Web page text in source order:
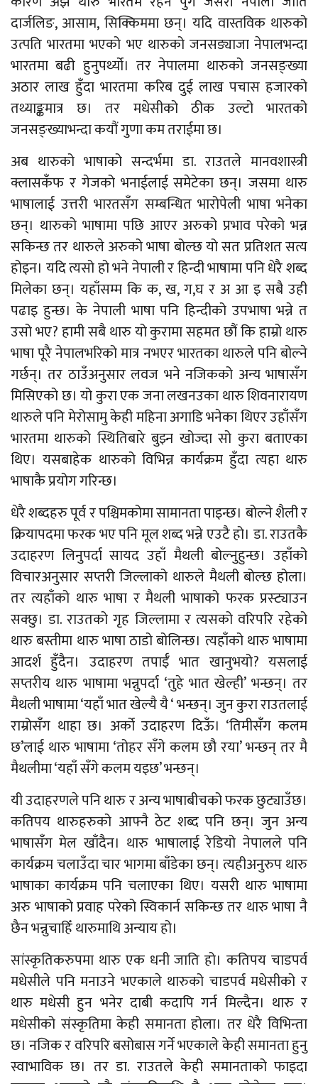
दार्जलिङ, आसाम, सिक्किममा छन्। यदि वास्तविक थारुको
उत्पति भारतमा भएको भए थारुको जनसङ्याजा नेपालभन्दा
भारतमा बढी हुनुपर्थ्यो। तर नेपालमा थारुको जनसङ्ख्या
अठार लाख हुँदा भारतमा करिब दुई लाख पचास हजारको
तथ्याङ्कमात्र छ। तर मधेसीको ठीक उल्टो भारतको
जनसङ्ख्याभन्दा कयौं गुणा कम तराईमा छ।
अब थारुको भाषाको सन्दर्भमा डा. राउतले मानवशास्त्री
क्लासकँफ र गेजको भनाईलाई समेटेका छन्। जसमा थारु
भाषालाई उत्तरी भारतसँग सम्बन्धित भारोपेली भाषा भनेका
छन्। थारुको भाषामा पछि आएर अरुको प्रभाव परेको भन्न
सकिन्छ तर थारुले अरुको भाषा बोल्छ यो सत प्रतिशत सत्य
होइन। यदि त्यसो हो भने नेपाली र हिन्दी भाषामा पनि धेरै शब्द
मिलेका छन्। यहाँसम्म कि क, ख, ग,घ र अ आ इ सबै उही
पढाइ हुन्छ। के नेपाली भाषा पनि हिन्दीको उपभाषा भन्ने त
उसो भए? हामी सबै थारु यो कुरामा सहमत छौं कि हाम्रो थारु
भाषा पूरै नेपालभरिको मात्र नभएर भारतका थारुले पनि बोल्ने
गर्छन्। तर ठाउँअनुसार लवज भने नजिकको अन्य भाषासँग
मिसिएको छ। यो कुरा एक जना लखनउका थारु शिवनारायण
थारुले पनि मेरोसामु केही महिना अगाडि भनेका थिएर उहाँसँग
भारतमा थारुको स्थितिबारे बुझ्न खोज्दा सो कुरा बताएका
थिए। यसबाहेक थारुको विभिन्न कार्यक्रम हुँदा त्यहा थारु
भाषाकै प्रयोग गरिन्छ।
धेरै शब्दहरु पूर्व र पश्चिमकोमा सामानता पाइन्छ। बोल्ने शैली र
क्रियापदमा फरक भए पनि मूल शब्द भन्ने एउटै हो। डा. राउतकै
उदाहरण लिनुपर्दा सायद उहाँ मैथली बोल्नुहुन्छ। उहाँको
विचारअनुसार सप्तरी जिल्लाको थारुले मैथली बोल्छ होला।
तर त्यहाँको थारु भाषा र मैथली भाषाको फरक प्रस्ट्याउन
सक्छु। डा. राउतको गृह जिल्लामा र त्यसको वरिपरि रहेको
थारु बस्तीमा थारु भाषा ठाडो बोलिन्छ। त्यहाँको थारु भाषामा
आदर्श हुँदैन। उदाहरण तपाईँ भात खानुभयो? यसलाई
सप्तरीय थारु भाषामा भन्नुपर्दा ‘तुहे भात खेल्ही’ भन्छन्। तर
मैथली भाषामा ‘यहाँ भात खेल्यै यै ‘ भन्छन्। जुन कुरा राउतलाई
राम्रोसँग थाहा छ। अर्को उदाहरण दिऊँ। ‘तिमीसँग कलम
छ’लाई थारु भाषामा ‘तोहर सँगे कलम छौ रया’ भन्छन् तर मै
मैथलीमा ‘यहाँ सँगे कलम यइछ’ भन्छन्।
यी उदाहरणले पनि थारु र अन्य भाषाबीचको फरक छुट्याउँछ।
कतिपय थारुहरुको आफ्नै ठेट शब्द पनि छन्। जुन अन्य
भाषासँग मेल खाँदैन। थारु भाषालाई रेडियो नेपालले पनि
कार्यक्रम चलाउँदा चार भागमा बाँडेका छन्। त्यहीअनुरुप थारु
भाषाका कार्यक्रम पनि चलाएका थिए। यसरी थारु भाषामा
अरु भाषाको प्रवाह परेको स्विकार्न सकिन्छ तर थारु भाषा नै
छैन भन्नुचाहिँ थारुमाथि अन्याय हो।
सांस्कृतिकरुपमा थारु एक धनी जाति हो। कतिपय चाडपर्व
मधेसीले पनि मनाउने भएकाले थारुको चाडपर्व मधेसीको र
थारु मधेसी हुन भनेर दाबी कदापि गर्न मिल्दैन। थारु र
मधेसीको संस्कृतिमा केही समानता होला। तर धेरै विभिन्ता
छ। नजिक र वरिपरि बसोबास गर्ने भएकाले केही समानता हुनु
स्वाभाविक छ। तर डा. राउतले केही समानताको फाइदा